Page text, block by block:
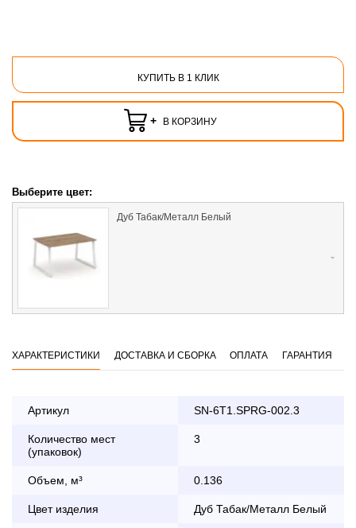
КУПИТЬ В 1 КЛИК
+ В КОРЗИНУ
Выберите цвет:
Дуб Табак/Металл Белый
ХАРАКТЕРИСТИКИ ДОСТАВКА И СБОРКА ОПЛАТА ГАРАНТИЯ
Артикул SN-6T1.SPRG-002.3
Количество мест
(упаковок)
3
Объем, м³ 0.136
Цвет изделия Дуб Табак/Металл Белый
дни с 8:30 до 18:00
заказа банковской картой